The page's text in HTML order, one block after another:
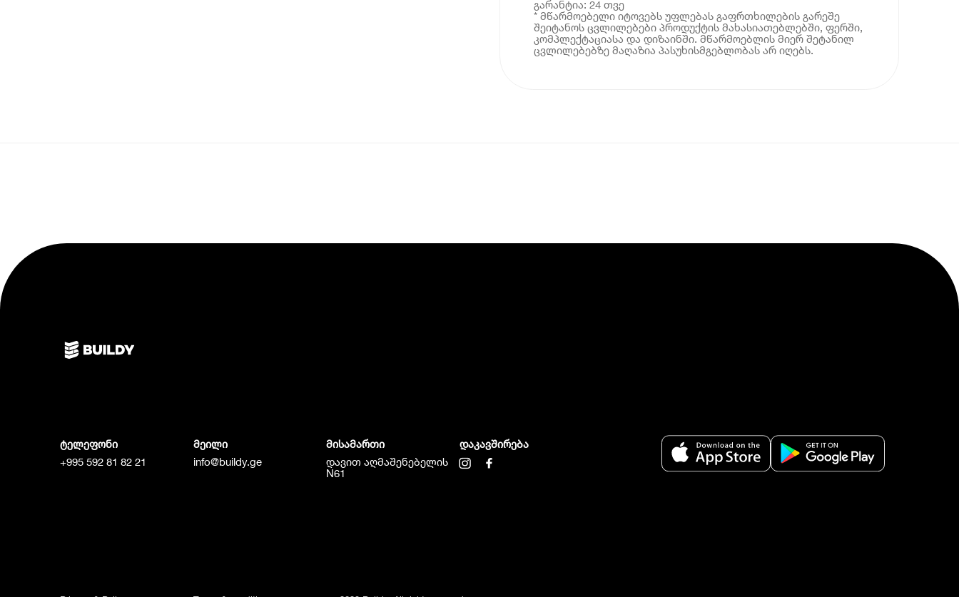
გარანტია: 24 თვე
* მწარმოებელი იტოვებს უფლებას გაფრთხილების გარეშე
შეიტანოს ცვლილებები პროდუქტის მახასიათებლებში, ფერში,
კომპლექტაციასა და დიზაინში. მწარმოებლის მიერ შეტანილ
ცვლილებებზე მაღაზია პასუხისმგებლობას არ იღებს.
ტელეფონი
+995 592 81 82 21
მეილი
info@buildy.ge
მისამართი
დავით აღმაშენებელის
N61
დაკავშირება